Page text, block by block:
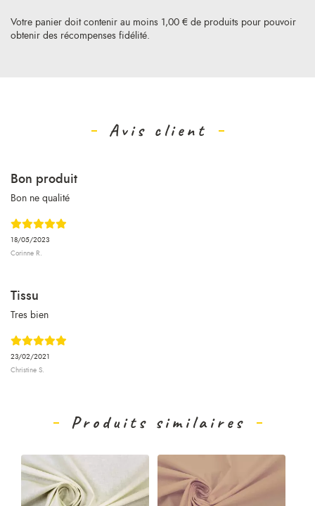
Votre panier doit contenir au moins 1,00 € de produits pour pouvoir
obtenir des récompenses fidélité.
Avis client
18/05/2023
Corinne R.
Bon produit
Bon ne qualité
23/02/2021
Christine S.
Tissu
Tres bien
Produits similaires